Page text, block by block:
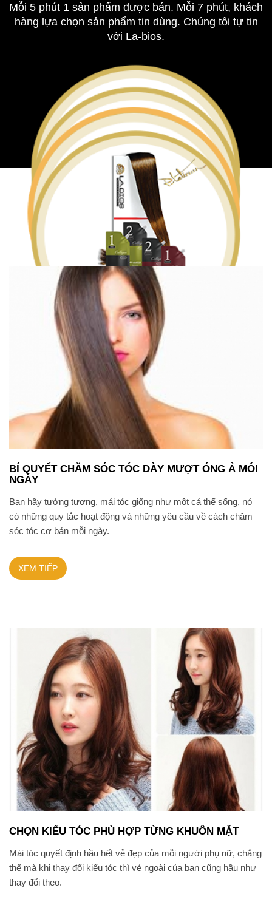
Mỗi 5 phút 1 sản phẩm được bán. Mỗi 7 phút, khách
hàng lựa chọn sản phẩm tin dùng. Chúng tôi tự tin
với La-bios.
TIN TỨC - SỰ KIỆN
BÍ QUYẾT CHĂM SÓC TÓC DÀY MƯỢT ÓNG Ả MỖI
NGÀY
Bạn hãy tưởng tượng, mái tóc giống như một cá thể sống, nó
có những quy tắc hoạt động và những yêu cầu về cách chăm
sóc tóc cơ bản mỗi ngày.
XEM TIẾP
CHỌN KIỂU TÓC PHÙ HỢP TỪNG KHUÔN MẶT
Mái tóc quyết định hầu hết vẻ đẹp của mỗi người phụ nữ, chẳng
thế mà khi thay đổi kiểu tóc thì vẻ ngoài của bạn cũng hầu như
thay đổi theo.